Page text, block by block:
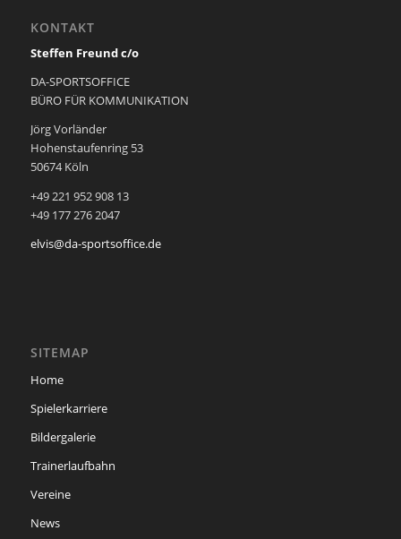
KONTAKT
Steffen Freund c/o
DA-SPORTSOFFICE
BÜRO FÜR KOMMUNIKATION
Jörg Vorländer
Hohenstaufenring 53
50674 Köln
+49 221 952 908 13
+49 177 276 2047
elvis@da-sportsoffice.de
SITEMAP
Home
Spielerkarriere
Bildergalerie
Trainerlaufbahn
Vereine
News